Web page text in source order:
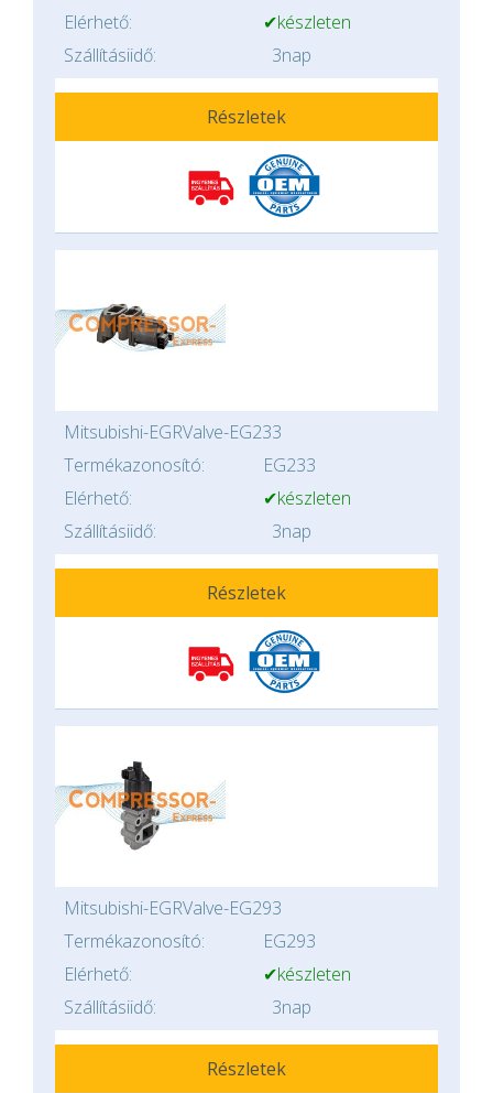
Elérhető:
✔készleten
Szállításiidő:
3nap
Részletek
Mitsubishi-EGRValve-EG233
Termékazonosító:
EG233
Elérhető:
✔készleten
Szállításiidő:
3nap
Részletek
Mitsubishi-EGRValve-EG293
Termékazonosító:
EG293
Elérhető:
✔készleten
Szállításiidő:
3nap
Részletek